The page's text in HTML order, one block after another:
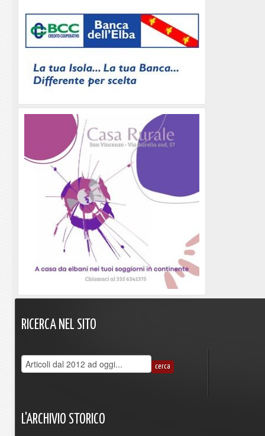
RICERCA NEL SITO
L'ARCHIVIO STORICO